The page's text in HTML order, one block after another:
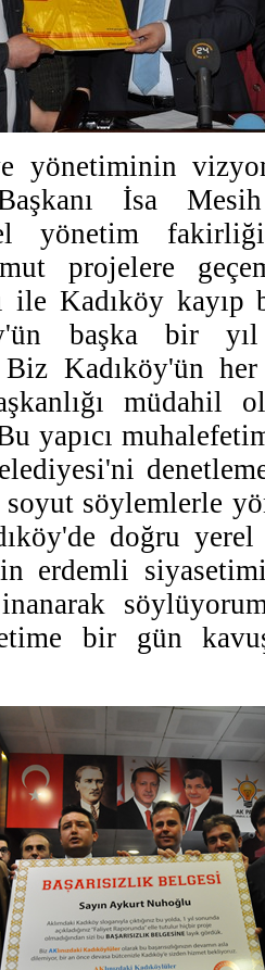
yönetiminin
İsa
yönetim
projelere
ile Kadıköy kayıp
başka bir
Kadıköy'ün
müdahil
yapıcı
söylemlerle
doğru yerel
erdemli
bir gün